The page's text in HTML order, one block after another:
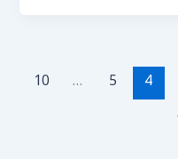
4
5
…
10